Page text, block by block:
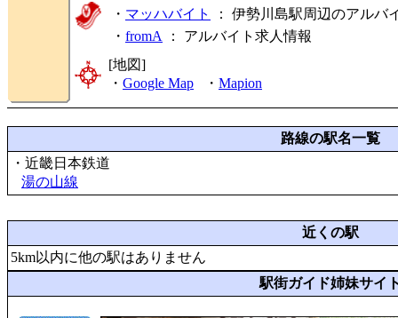
・ マッハバイト
： 伊勢川島駅周辺のアルバ
・ fromA ： アルバイト求人情報
[地図]
・ Google Map ・ Mapion
路線の駅名一覧
・近畿日本鉄道
湯の山線
近くの駅
5km以内に他の駅はありません
駅街ガイド姉妹サイ